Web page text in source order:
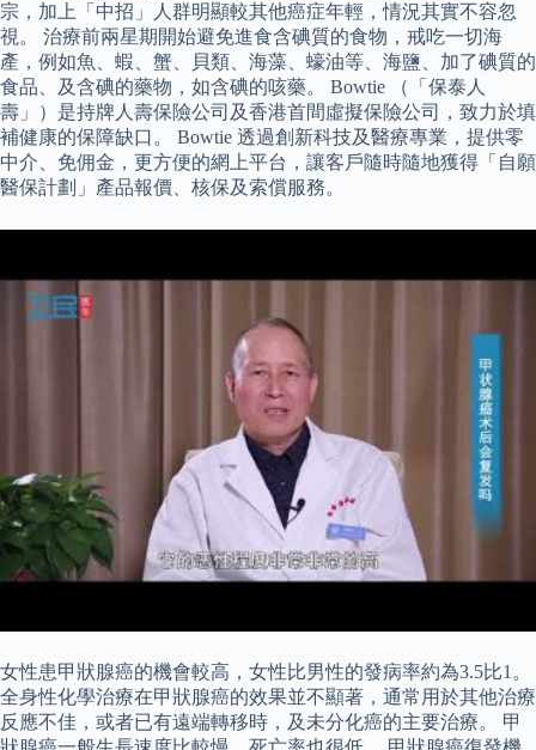
宗，加上「中招」人群明顯較其他癌症年輕，情況其實不容忽
視。 治療前兩星期開始避免進食含碘質的食物，戒吃一切海
產，例如魚、蝦、蟹、貝類、海藻、蠔油等、海鹽、加了碘質的
食品、及含碘的藥物，如含碘的咳藥。 Bowtie （「保泰人
壽」）是持牌人壽保險公司及香港首間虛擬保險公司，致力於填
補健康的保障缺口。 Bowtie 透過創新科技及醫療專業，提供零
中介、免佣金，更方便的網上平台，讓客戶隨時隨地獲得「自願
醫保計劃」產品報價、核保及索償服務。
女性患甲狀腺癌的機會較高，女性比男性的發病率約為3.5比1。
全身性化學治療在甲狀腺癌的效果並不顯著，通常用於其他治療
反應不佳，或者已有遠端轉移時，及未分化癌的主要治療。 甲